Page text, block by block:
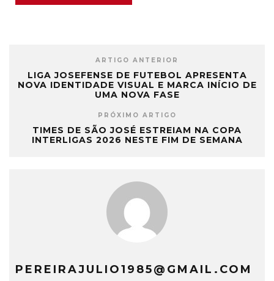
ARTIGO ANTERIOR
LIGA JOSEFENSE DE FUTEBOL APRESENTA
NOVA IDENTIDADE VISUAL E MARCA INÍCIO DE
UMA NOVA FASE
PRÓXIMO ARTIGO
TIMES DE SÃO JOSÉ ESTREIAM NA COPA
INTERLIGAS 2026 NESTE FIM DE SEMANA
PEREIRAJULIO1985@GMAIL.COM